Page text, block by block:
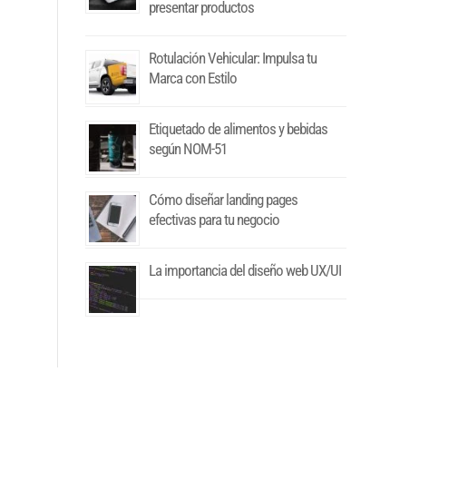
presentar productos
Rotulación Vehicular: Impulsa tu
Marca con Estilo
Etiquetado de alimentos y bebidas
según NOM-51
Cómo diseñar landing pages
efectivas para tu negocio
La importancia del diseño web UX/UI